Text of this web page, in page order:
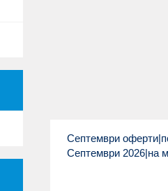
Септември
Септември 2026|на